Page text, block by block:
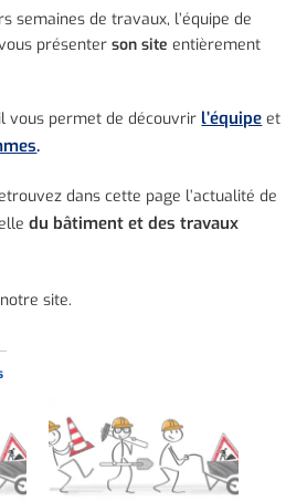
semaines de travaux, l’équipe de
présenter son siteentièrement
vous permet de découvrir l’équipe et
.
dans cette page l’actualité de
du bâtiment et des travaux
site.